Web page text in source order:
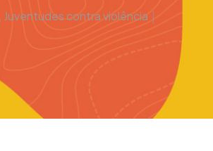
, Juventudes contra violência